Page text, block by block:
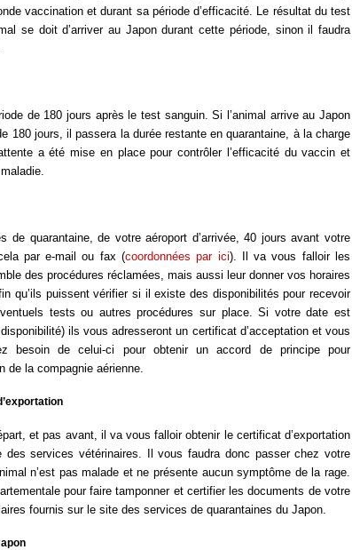
vaccination et durant sa période d’efficacité. Le résultat du test
se doit d’arriver au Japon durant cette période, sinon il faudra
de 180 jours après le test sanguin. Si l’animal arrive au Japon
180 jours, il passera la durée restante en quarantaine, à la charge
a été mise en place pour contrôler l’efficacité du vaccin et
de quarantaine, de votre aéroport d’arrivée, 40 jours avant votre
par e-mail ou fax (coordonnées par ici). Il va vous falloir les
des procédures réclamées, mais aussi leur donner vos horaires
qu’ils puissent vérifier si il existe des disponibilités pour recevoir
tests ou autres procédures sur place. Si votre date est
ils vous adresseront un certificat d’acceptation et vous
besoin de celui-ci pour obtenir un accord de principe pour
de la compagnie aérienne.
et pas avant, il va vous falloir obtenir le certificat d’exportation
des services vétérinaires. Il vous faudra donc passer chez votre
n’est pas malade et ne présente aucun symptôme de la rage.
pour faire tamponner et certifier les documents de votre
fournis sur le site des services de quarantaines du Japon.